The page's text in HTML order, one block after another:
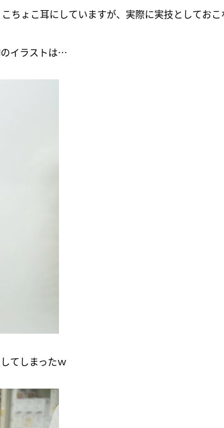
ょこ耳にしていますが、実際に実技としてお
のイラストは…
てしまったｗ